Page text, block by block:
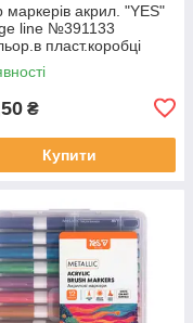
маркерів акрил. "YES"
line №391133
пласт.коробці
₴
Купити